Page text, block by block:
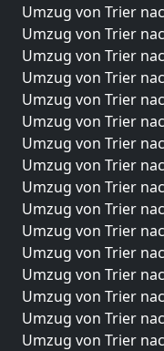
Umzug von Trier
Umzug von Trier
Umzug von Trier
Umzug von Trier
Umzug von Trier
Umzug von Trier
Umzug von Trier
Umzug von Trier
Umzug von Trier
Umzug von Trier
Umzug von Trier
Umzug von Trier
Umzug von Trier
Umzug von Trier
Umzug von Trier
Umzug von Trier